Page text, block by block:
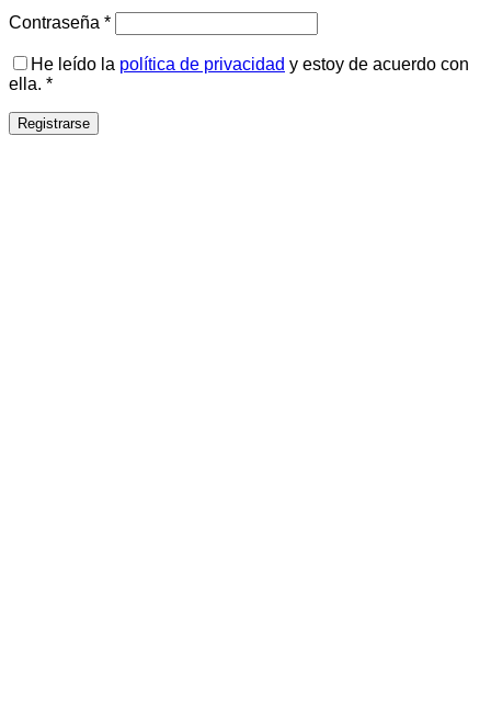
Contraseña *Obligatorio
He leído la política de privacidad y estoy de acuerdo con
ella. *
Registrarse